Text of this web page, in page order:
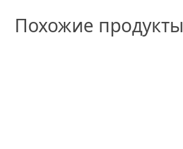
Похожие продукты